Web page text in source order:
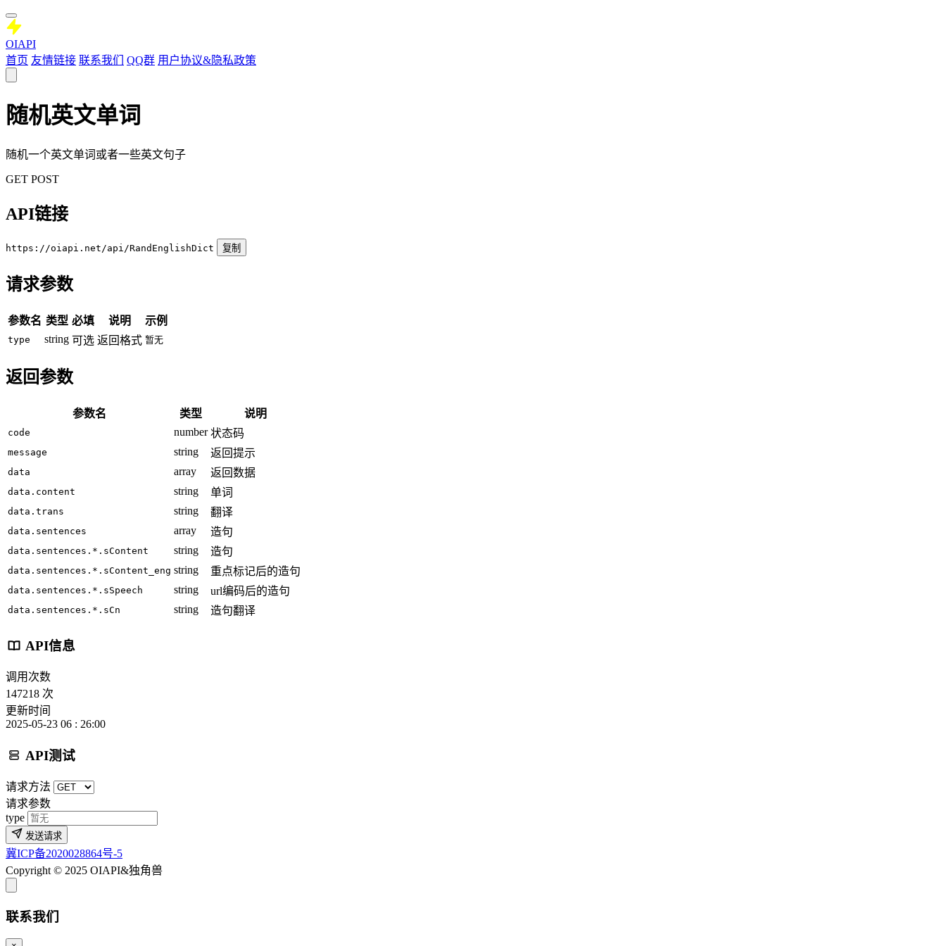
OIAPI
首页 友情链接 联系我们 QQ群 用户协议&隐私政策
随机英文单词
随机一个英文单词或者一些英文句子
GET POST
API链接
https://oiapi.net/api/RandEnglishDict 复制
请求参数
参数名 类型 必填 说明 示例
type string 可选 返回格式 暂无
返回参数
参数名 类型 说明
code number 状态码
message string 返回提示
data array 返回数据
data.content string 单词
data.trans string 翻译
data.sentences array 造句
data.sentences.*.sContent string 造句
data.sentences.*.sContent_eng string 重点标记后的造句
data.sentences.*.sSpeech string url编码后的造句
data.sentences.*.sCn string 造句翻译
API信息
调用次数
147218 次
更新时间
2025-05-23 06 : 26:00
API测试
请求方法
请求参数
type
发送请求
冀ICP备2020028864号-5
Copyright © 2025 OIAPI&独角兽
联系我们